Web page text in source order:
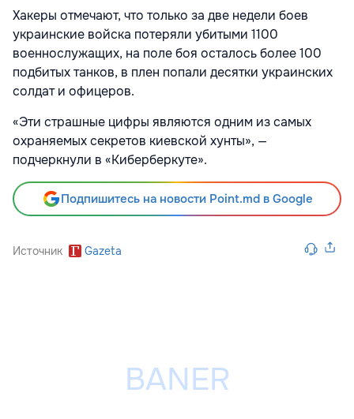
Хакеры отмечают, что только за две недели боев
украинские войска потеряли убитыми 1100
военнослужащих, на поле боя осталось более 100
подбитых танков, в плен попали десятки украинских
солдат и офицеров.
«Эти страшные цифры являются одним из самых
охраняемых секретов киевской хунты», —
подчеркнули в «Киберберкуте».
Подпишитесь на новости Point.md в Google
Источник Gazeta